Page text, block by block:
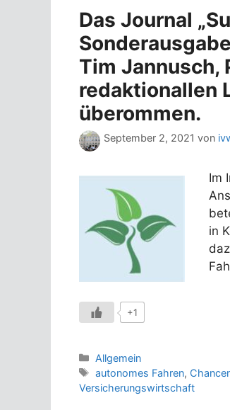
Das Journal
Tim Jannusch,
redaktionallen
überommen.
September 2, 2021 von
Im
in
+1
Kategorien
Allgemein
Schlagwörter
autonomes Fahren,
Versicherungswirtschaft